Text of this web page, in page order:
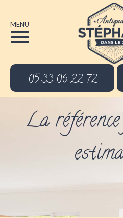
MENU
05 33 06 22 72
La